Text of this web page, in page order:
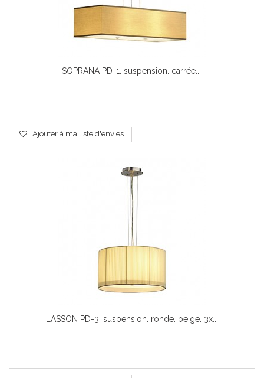
SOPRANA PD-1. suspension. carrée....
Ajouter à ma liste d'envies
LASSON PD-3. suspension. ronde. beige. 3x...